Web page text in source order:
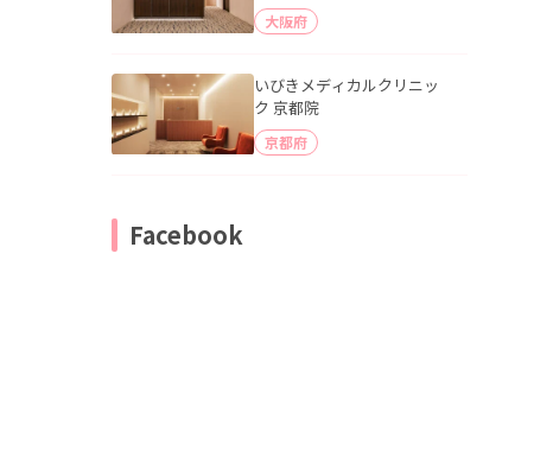
大阪府
いびきメディカルクリニッ
ク 京都院
京都府
Facebook